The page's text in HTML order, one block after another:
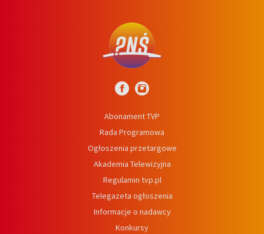
Abonament TVP
Rada Programowa
Ogłoszenia przetargowe
Akademia Telewizyjna
Regulamin tvp.pl
Telegazeta ogłoszenia
Informacje o nadawcy
Konkursy